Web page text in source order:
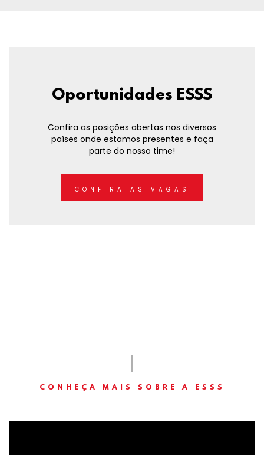
Oportunidades ESSS
Confira as posições abertas nos diversos
países onde estamos presentes e faça
parte do nosso time!
CONFIRA AS VAGAS
CONHEÇA MAIS SOBRE A ESSS